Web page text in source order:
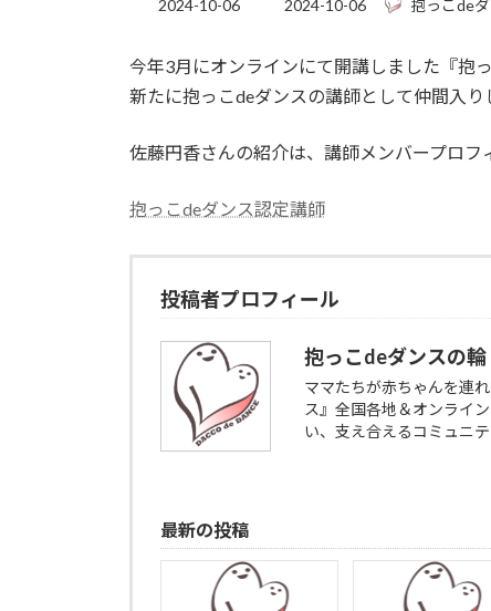
2024-10-06
新
日
2024-10-06 抱っこde
今年3月にオンラインにて開講しました『抱
新たに抱っこdeダンスの講師として仲間入り
佐藤円香さんの紹介は、講師メンバープロフ
抱っこdeダンス認定講師
投稿者プロフィール
抱っこdeダンスの輪
ママたちが赤ちゃんを連
ス』全国各地＆オンライ
い、支え合えるコミュニテ
最新の投稿